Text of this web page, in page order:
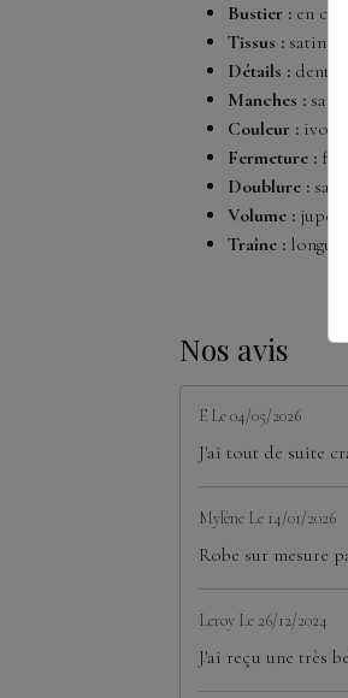
Bustier : en
Tissus : satin
Détails :
Manches :
Couleur : ivoire
Fermeture :
Doublure :
Volume : jupe
Traîne :
Nos avis
E Le 04/05/2026
J'ai tout de suite
Mylène Le 14/01/2026
Robe sur mesure
Leroy Le 26/12/2024
J'ai reçu une très